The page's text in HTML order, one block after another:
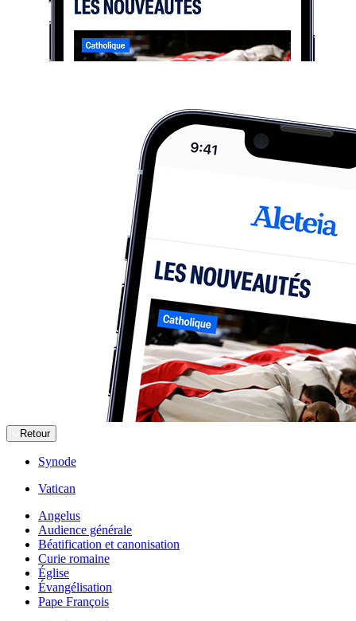
Retour
Synode
Vatican
Angelus
Audience générale
Béatification et canonisation
Curie romaine
Église
Évangélisation
Pape François